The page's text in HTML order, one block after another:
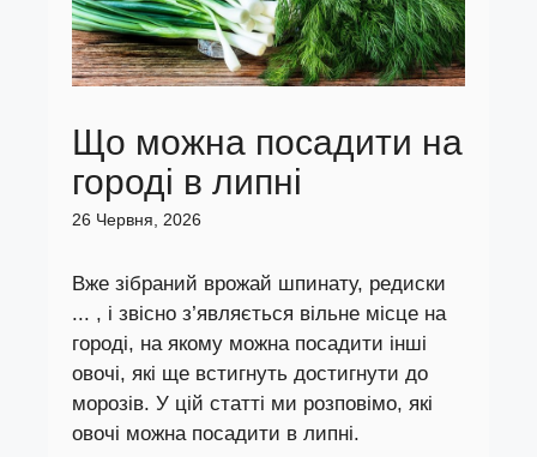
Що можна посадити на
городі в липні
26 Червня, 2026
Вже зібраний врожай шпинату, редиски
... , і звісно з’являється вільне місце на
городі, на якому можна посадити інші
овочі, які ще встигнуть достигнути до
морозів. У цій статті ми розповімо, які
овочі можна посадити в липні.